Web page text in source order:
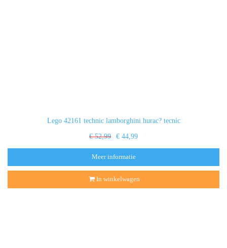
Lego 42161 technic lamborghini hurac? tecnic
€ 52,99 € 44,99
Meer informatie
In winkelwagen